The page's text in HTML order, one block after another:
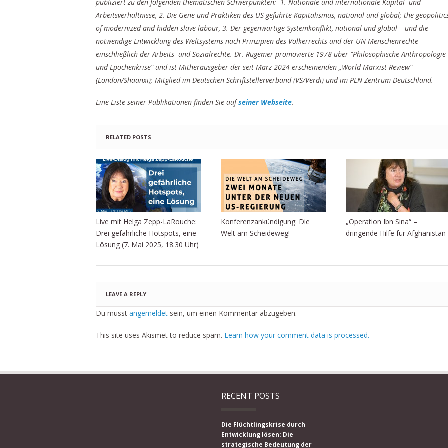
publiziert zu den folgenden thematischen Schwerpunkten: 1. Nationale und internationale Kapital- und
Arbeitsverhältnisse, 2. Die Gene und Praktiken des US-geführte Kapitalismus, national und global; the
of modernized and hidden slave labour, 3. Der gegenwärtige Systemkonflikt, national und global – und die
notwendige Entwicklung des Weltsystems nach Prinzipien des Völkerrechts und der UN-Menschenrechte
einschließlich der Arbeits- und Sozialrechte. Dr. Rügemer promovierte 1978 über “Philosophische Anthropologie
und Epochenkrise” und ist Mitherausgeber der seit März 2024 erscheinenden „World Marxist Review“
(London/Shaanxi); Mitglied im Deutschen Schriftstellerverband (VS/Verdi) und im PEN-Zentrum Deutschland.
Eine Liste seiner Publikationen finden Sie aufseiner Webseite.
RELATED POSTS
Live mit Helga Zepp-LaRouche:
Drei gefährliche Hotspots, eine
Lösung (7. Mai 2025, 18.30 Uhr)
Konferenzankündigung: Die
Welt am Scheideweg!
„Operation Ibn Sina“ –
dringende Hilfe für Afghanistan
LEAVE A REPLY
Du musst angemeldet sein, um einen Kommentar abzugeben.
This site uses Akismet to reduce spam. Learn how your comment data is processed.
RECENT POSTS
Die Flüchtlingskrise durch
Entwicklung lösen: Die
strategische Bedeutung der